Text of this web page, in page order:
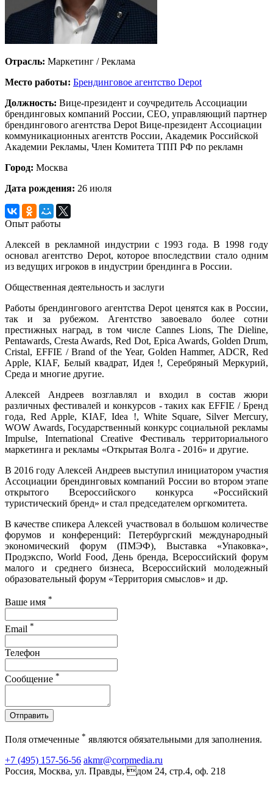
Отрасль: Маркетинг / Реклама
Место работы: Брендинговое агентство Depot
Должность: Вице-президент и соучредитель Ассоциации
брендинговых компаний России, CEO, управляющий партнер
брендингового агентства Depot Вице-президент Ассоциации
коммуникационных агентств России, Академик Российской
Академии Рекламы, Член Комитета ТПП РФ по рекламн
Город: Москва
Дата рождения: 26 июля
Опыт работы
Алексей в рекламной индустрии с 1993 года. В 1998 году
основал агентство Depot, которое впоследствии стало одним
из ведущих игроков в индустрии брендинга в России.
Общественная деятельность и заслуги
Работы брендингового агентства Depot ценятся как в России,
так и за рубежом. Агентство завоевало более сотни
престижных наград, в том числе Cannes Lions, The Dieline,
Pentawards, Cresta Awards, Red Dot, Epica Awards, Golden Drum,
Cristal, EFFIE / Brand of the Year, Golden Hammer, ADCR, Red
Apple, KIAF, Белый квадрат, Идея !, Серебряный Меркурий,
Среда и многие другие.
Алексей Андреев возглавлял и входил в состав жюри
различных фестивалей и конкурсов - таких как EFFIE / Бренд
года, Red Apple, KIAF, Idea !, White Square, Silver Mercury,
WOW Awards, Государственный конкурс социальной рекламы
Impulse, International Creative Фестиваль территориального
маркетинга и рекламы «Открытая Волга - 2016» и другие.
В 2016 году Алексей Андреев выступил инициатором участия
Ассоциации брендинговых компаний России во втором этапе
открытого Всероссийского конкурса «Российский
туристический бренд» и стал председателем оргкомитета.
В качестве спикера Алексей участвовал в большом количестве
форумов и конференций: Петербургский международный
экономический форум (ПМЭФ), Выставка «Упаковка»,
Продэкспо, World Food, День бренда, Всероссийский форум
малого и среднего бизнеса, Всероссийский молодежный
образовательный форум «Территория смыслов» и др.
Ваше имя *
Email *
Телефон
Сообщение *
Отправить
Поля отмеченные * являются обязательными для заполнения.
+7 (495) 157-56-56 akmr@corpmedia.ru
Россия, Москва, ул. Правды, дом 24, стр.4, оф. 218